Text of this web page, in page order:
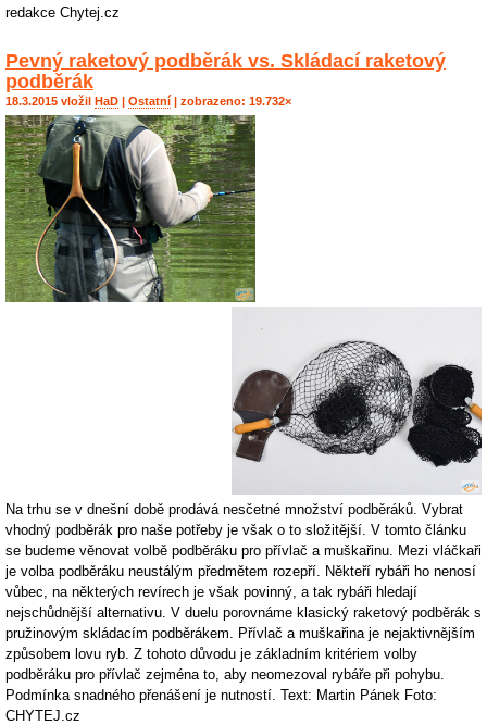
redakce Chytej.cz
Pevný raketový podběrák vs. Skládací raketový
podběrák
18.3.2015 vložil HaD Ostatní | zobrazeno: 19.732×
Na trhu se v dnešní době prodává nesčetné množství podběráků. Vybrat
vhodný podběrák pro naše potřeby je však o to složitější. V tomto článku
se budeme věnovat volbě podběráku pro přívlač a muškařinu. Mezi vláčkaři
je volba podběráku neustálým předmětem rozepří. Někteří rybáři ho nenosí
vůbec, na některých revírech je však povinný, a tak rybáři hledají
nejschůdnější alternativu. V duelu porovnáme klasický raketový podběrák s
pružinovým skládacím podběrákem. Přívlač a muškařina je nejaktivnějším
způsobem lovu ryb. Z tohoto důvodu je základním kritériem volby
podběráku pro přívlač zejména to, aby neomezoval rybáře při pohybu.
Podmínka snadného přenášení je nutností. Text: Martin Pánek Foto:
CHYTEJ.cz